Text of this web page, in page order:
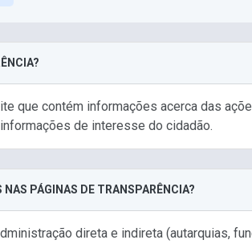
que contém informações acerca das
de interesse do cidadão.
PÁGINAS DE TRANSPARÊNCIA?
direta e indireta (autarquias,